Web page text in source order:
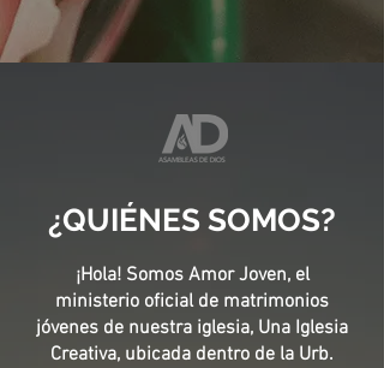
¿QUIÉNES SOMOS?
¡Hola! Somos Amor Joven, el
ministerio oficial de matrimonios
jóvenes de nuestra iglesia, Una Iglesia
Creativa, ubicada dentro de la Urb.